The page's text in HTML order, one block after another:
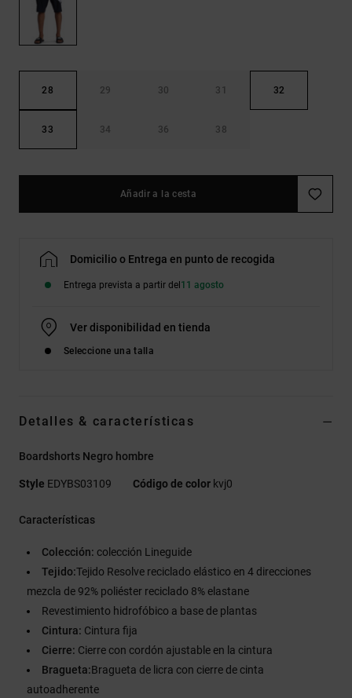
de contacto.
28 29 30 31 32
33 34 36 38
Añadir a la cesta
Domicilio o Entrega en punto de recogida
Entrega prevista a partir del11 agosto
Ver disponibilidad en tienda
Seleccione una talla
Detalles & características
Boardshorts Negro hombre
Style EDYBS03109 Código de color kvj0
Características
Colección: colección Lineguide
Tejido:Tejido Resolve reciclado elástico en 4 direcciones
mezcla de 92% poliéster reciclado 8% elastane
Revestimiento hidrofóbico a base de plantas
Cintura: Cintura fija
Cierre: Cierre con cordón ajustable en la cintura
Bragueta:Bragueta de licra con cierre de cinta
autoadherente